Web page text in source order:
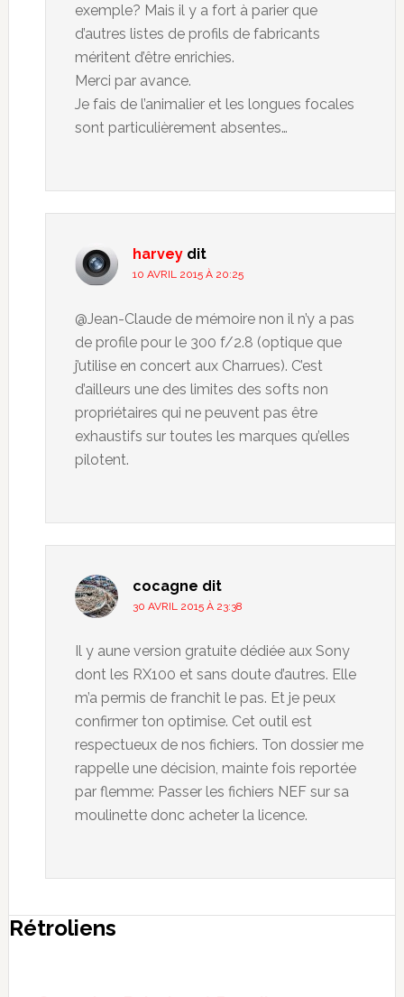
exemple? Mais il y a fort à parier que
d’autres listes de profils de fabricants
méritent d’être enrichies.
Merci par avance.
Je fais de l’animalier et les longues focales
sont particulièrement absentes…
harvey dit
10 AVRIL 2015 À 20:25
@Jean-Claude de mémoire non il n’y a pas
de profile pour le 300 f/2.8 (optique que
j’utilise en concert aux Charrues). C’est
d’ailleurs une des limites des softs non
propriétaires qui ne peuvent pas être
exhaustifs sur toutes les marques qu’elles
pilotent.
cocagne dit
30 AVRIL 2015 À 23:38
Il y aune version gratuite dédiée aux Sony
dont les RX100 et sans doute d’autres. Elle
m’a permis de franchit le pas. Et je peux
confirmer ton optimise. Cet outil est
respectueux de nos fichiers. Ton dossier me
rappelle une décision, mainte fois reportée
par flemme: Passer les fichiers NEF sur sa
moulinette donc acheter la licence.
Rétroliens